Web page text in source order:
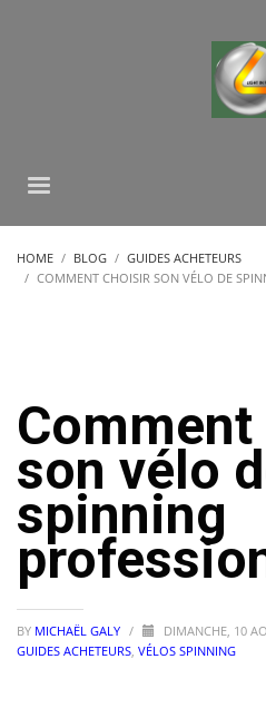
HOME BLOG
GUIDES ACHETEURS
COMMENT CHOISIR SON VÉLO DE
son vélo
spinning
BY MICHAËL GALY / DIMANCHE, 10
GUIDES ACHETEURS, VÉLOS SPINNING